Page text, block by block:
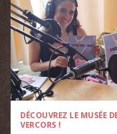
DÉCOUVREZ LE MUSÉE
VERCORS !